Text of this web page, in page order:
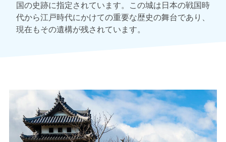
国の史跡に指定されています。この城は日本の戦国時
代から江戸時代にかけての重要な歴史の舞台であり、
現在もその遺構が残されています。